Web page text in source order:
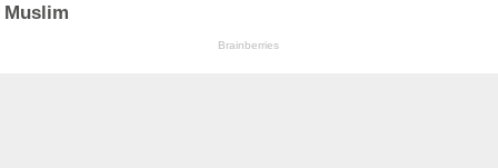
Muslim
Brainberries